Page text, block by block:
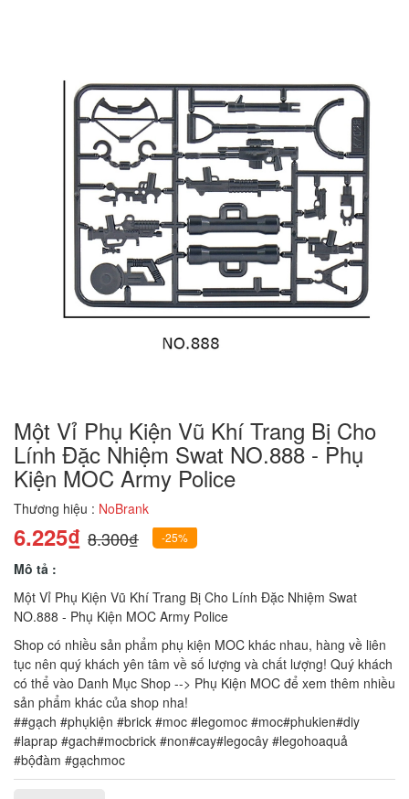
Một Vỉ Phụ Kiện Vũ Khí Trang Bị Cho
Lính Đặc Nhiệm Swat NO.888 - Phụ
Kiện MOC Army Police
Thương hiệu : NoBrank
6.225₫ 8.300₫ -25%
Mô tả :
Một Vỉ Phụ Kiện Vũ Khí Trang Bị Cho Lính Đặc Nhiệm Swat
NO.888 - Phụ Kiện MOC Army Police
Shop có nhiều sản phẩm phụ kiện MOC khác nhau, hàng về liên
tục nên quý khách yên tâm về số lượng và chất lượng! Quý khách
có thể vào Danh Mục Shop --> Phụ Kiện MOC để xem thêm nhiều
sản phẩm khác của shop nha!
##gạch #phụkiện #brick #moc #legomoc #moc#phukien#diy
#laprap #gach#mocbrick #non#cay#legocây #legohoaquả
#bộđàm #gạchmoc